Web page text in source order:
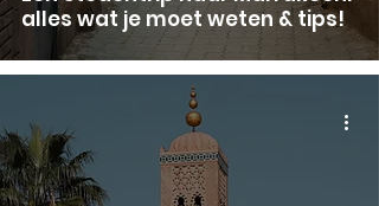
alles wat je moet weten & tips!